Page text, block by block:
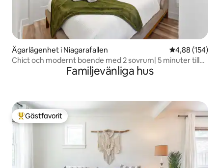
Ägarlägenhet i Niagarafallen 4,88 av 5 i
4,88 (154)
Chict och modernt boende med 2 sovrum| 5 minuter till
Familjevänliga hus
Populär gästfavorit
Gästfavorit